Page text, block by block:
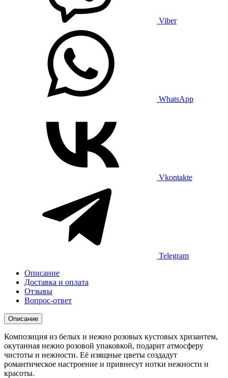
Viber
WhatsApp
Vkontakte
Telegram
Описание
Доставка и оплата
Отзывы
Вопрос-ответ
Описание
Композиция из белых и нежно розовых кустовых хризантем,
окутанная нежно розовой упаковкой, подарит атмосферу
чистоты и нежности. Её изящные цветы создадут
романтическое настроение и привнесут нотки нежности и
красоты.